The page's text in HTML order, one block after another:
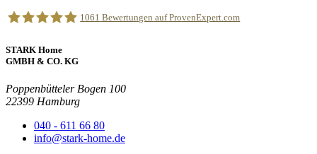
STARK Home GmbH & Co. Kg
1061 Bewertungen auf ProvenExpert.com
STARK Home
GMBH & CO. KG
Poppenbütteler Bogen 100
22399 Hamburg
040 - 611 66 80
info@stark-home.de